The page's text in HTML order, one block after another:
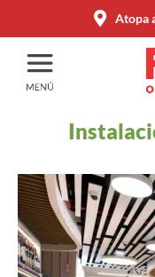
Atopa